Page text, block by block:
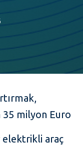
35 milyon Euro
elektrikli araç